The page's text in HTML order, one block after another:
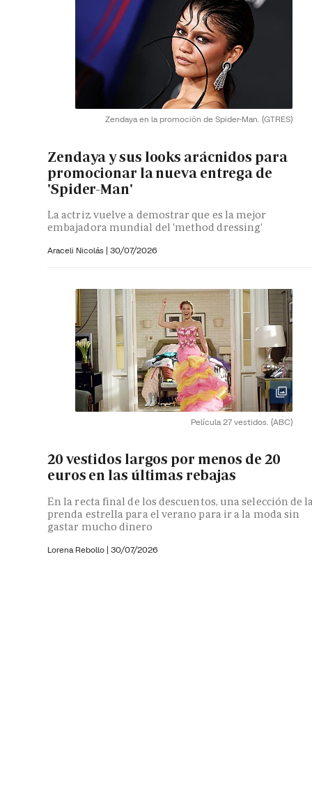
Zendaya en la promoción de Spider-Man. (GTRES)
Zendaya y sus looks arácnidos para
promocionar la nueva entrega de
'Spider-Man'
La actriz vuelve a demostrar que es la mejor
embajadora mundial del 'method dressing'
Araceli Nicolás | 30/07/2026
Película 27 vestidos. (ABC)
20 vestidos largos por menos de 20
euros en las últimas rebajas
En la recta final de los descuentos, una selección de
prenda estrella para el verano para ir a la moda sin
gastar mucho dinero
Lorena Rebollo | 30/07/2026